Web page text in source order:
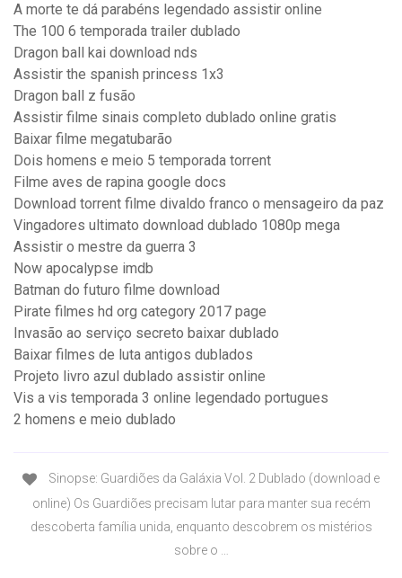
A morte te dá parabéns legendado assistir online
The 100 6 temporada trailer dublado
Dragon ball kai download nds
Assistir the spanish princess 1x3
Dragon ball z fusão
Assistir filme sinais completo dublado online gratis
Baixar filme megatubarão
Dois homens e meio 5 temporada torrent
Filme aves de rapina google docs
Download torrent filme divaldo franco o mensageiro da paz
Vingadores ultimato download dublado 1080p mega
Assistir o mestre da guerra 3
Now apocalypse imdb
Batman do futuro filme download
Pirate filmes hd org category 2017 page
Invasão ao serviço secreto baixar dublado
Baixar filmes de luta antigos dublados
Projeto livro azul dublado assistir online
Vis a vis temporada 3 online legendado portugues
2 homens e meio dublado
Sinopse: Guardiões da Galáxia Vol. 2 Dublado (download e
online) Os Guardiões precisam lutar para manter sua recém
descoberta família unida, enquanto descobrem os mistérios
sobre o …